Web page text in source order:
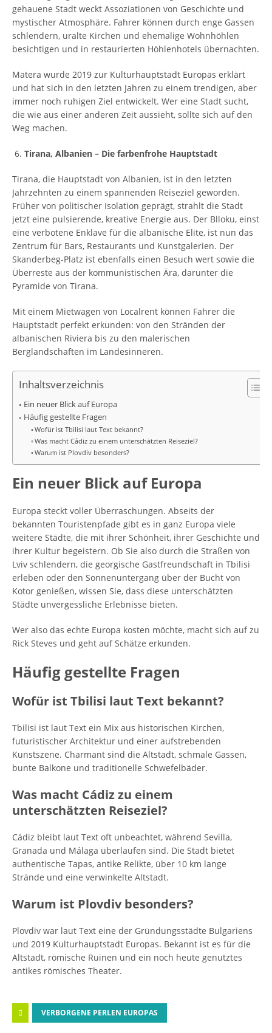
gehauene Stadt weckt Assoziationen von Geschichte und
mystischer Atmosphäre. Fahrer können durch enge Gassen
schlendern, uralte Kirchen und ehemalige Wohnhöhlen
besichtigen und in restaurierten Höhlenhotels übernachten.
Matera wurde 2019 zur Kulturhauptstadt Europas erklärt
und hat sich in den letzten Jahren zu einem trendigen, aber
immer noch ruhigen Ziel entwickelt. Wer eine Stadt sucht,
die wie aus einer anderen Zeit aussieht, sollte sich auf den
Weg machen.
Tirana, Albanien – Die farbenfrohe Hauptstadt
Tirana, die Hauptstadt von Albanien, ist in den letzten
Jahrzehnten zu einem spannenden Reiseziel geworden.
Früher von politischer Isolation geprägt, strahlt die Stadt
jetzt eine pulsierende, kreative Energie aus. Der Blloku, einst
eine verbotene Enklave für die albanische Elite, ist nun das
Zentrum für Bars, Restaurants und Kunstgalerien. Der
Skanderbeg-Platz ist ebenfalls einen Besuch wert sowie die
Überreste aus der kommunistischen Ära, darunter die
Pyramide von Tirana.
Mit einem Mietwagen von Localrent können Fahrer die
Hauptstadt perfekt erkunden: von den Stränden der
albanischen Riviera bis zu den malerischen
Berglandschaften im Landesinneren.
Inhaltsverzeichnis
Ein neuer Blick auf Europa
Häufig gestellte Fragen
Wofür ist Tbilisi laut Text bekannt?
Was macht Cádiz zu einem unterschätzten Reiseziel?
Warum ist Plovdiv besonders?
Ein neuer Blick auf Europa
Europa steckt voller Überraschungen. Abseits der
bekannten Touristenpfade gibt es in ganz Europa viele
weitere Städte, die mit ihrer Schönheit, ihrer Geschichte und
ihrer Kultur begeistern. Ob Sie also durch die Straßen von
Lviv schlendern, die georgische Gastfreundschaft in Tbilisi
erleben oder den Sonnenuntergang über der Bucht von
Kotor genießen, wissen Sie, dass diese unterschätzten
Städte unvergessliche Erlebnisse bieten.
Wer also das echte Europa kosten möchte, macht sich auf zu
Rick Steves und geht auf Schätze erkunden.
Häufig gestellte Fragen
Wofür ist Tbilisi laut Text bekannt?
Tbilisi ist laut Text ein Mix aus historischen Kirchen,
futuristischer Architektur und einer aufstrebenden
Kunstszene. Charmant sind die Altstadt, schmale Gassen,
bunte Balkone und traditionelle Schwefelbäder.
Was macht Cádiz zu einem
unterschätzten Reiseziel?
Cádiz bleibt laut Text oft unbeachtet, während Sevilla,
Granada und Málaga überlaufen sind. Die Stadt bietet
authentische Tapas, antike Relikte, über 10 km lange
Strände und eine verwinkelte Altstadt.
Warum ist Plovdiv besonders?
Plovdiv war laut Text eine der Gründungsstädte Bulgariens
und 2019 Kulturhauptstadt Europas. Bekannt ist es für die
Altstadt, römische Ruinen und ein noch heute genutztes
antikes römisches Theater.
VERBORGENE PERLEN EUROPAS